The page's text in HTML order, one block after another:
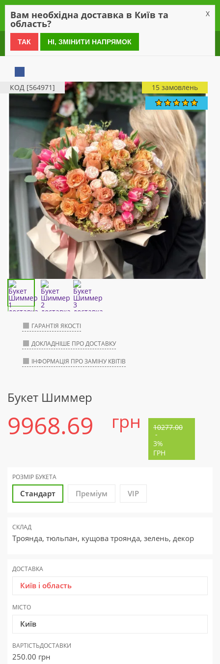
0 800 21 54 55
КОД [564971] 15 замовлень
ГАРАНТІЯ ЯКОСТІ
ДОКЛАДНІШЕ ПРО ДОСТАВКУ
ІНФОРМАЦІЯ ПРО ЗАМІНУ КВІТІВ
Букет Шиммер
9968.69 грн 10277.00
-
3%
ГРН
РОЗМІР БУКЕТА
Стандарт Преміум VIP
СКЛАД
Троянда, тюльпан, кущова троянда, зелень, декор
ДОСТАВКА
Київ і область
МІСТО
Київ
ВАРТІСТЬДОСТАВКИ
250.00 грн
Вам необхідна доставка в Київ та
область?
X
ТАК НІ, ЗМІНИТИ НАПРЯМОК